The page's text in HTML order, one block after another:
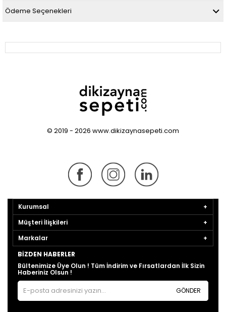
Ödeme Seçenekleri
© 2019 - 2026 www.dikizaynasepeti.com
Kurumsal
Müşteri İlişkileri
Markalar
BIZDEN HABERLER
Bültenimize Üye Olun ! Tüm İndirim ve Fırsatlardan İlk Sizin
Haberiniz Olsun !
GÖNDER